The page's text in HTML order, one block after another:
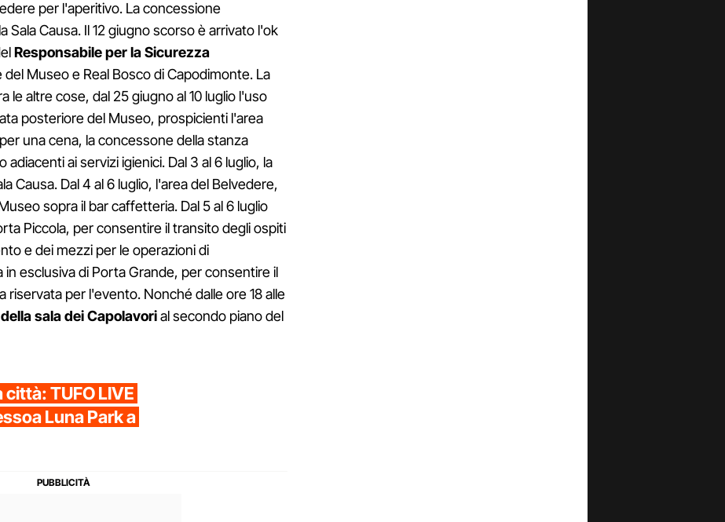
per l'aperitivo. La concessione
Sala Causa. Il 12 giugno scorso è arrivato l'ok
Responsabile per la Sicurezza
Museo e Real Bosco di Capodimonte. La
le altre cose, dal 25 giugno al 10 luglio l'uso
posteriore del Museo, prospicienti l'area
una cena, la concessone della stanza
ai servizi igienici. Dal 3 al 6 luglio, la
Causa. Dal 4 al 6 luglio, l'area del Belvedere,
sopra il bar caffetteria. Dal 5 al 6 luglio
Piccola, per consentire il transito degli ospiti
e dei mezzi per le operazioni di
esclusiva di Porta Grande, per consentire il
riservata per l'evento. Nonché dalle ore 18 alle
sala dei Capolavorial secondo piano del
TUFO LIVE
Luna Park a